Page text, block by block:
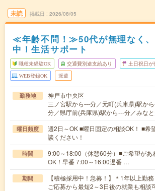
未読 掲載日 2026/08/05
≪年齢不問！≫50代が無理なく
中！生活サポート
職種未経験OK 交通費別途支給あり 土日祝日が
WEB登録OK 派遣
勤務地
神戸市中央区
三ノ宮駅から---分／元町(兵庫県)駅か
分／県庁前(兵庫県)駅から---分／みな
曜日頻度
週2日～OK ■曜日固定の相談OK！ ■希
談ください！
時間
9:00～18:00（休憩60分）■ご希望があ
OK！早番 7:00～16:00遅番 …
期間
【積極採用中！急募！】＊1年以上勤
ご応募から最短2～3日後の就業も相談